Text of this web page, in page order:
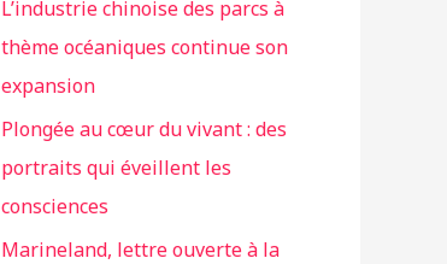
L’industrie chinoise des parcs à
thème océaniques continue son
expansion
Plongée au cœur du vivant : des
portraits qui éveillent les
consciences
Marineland, lettre ouverte à la